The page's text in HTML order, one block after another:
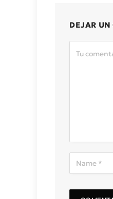
DEJAR